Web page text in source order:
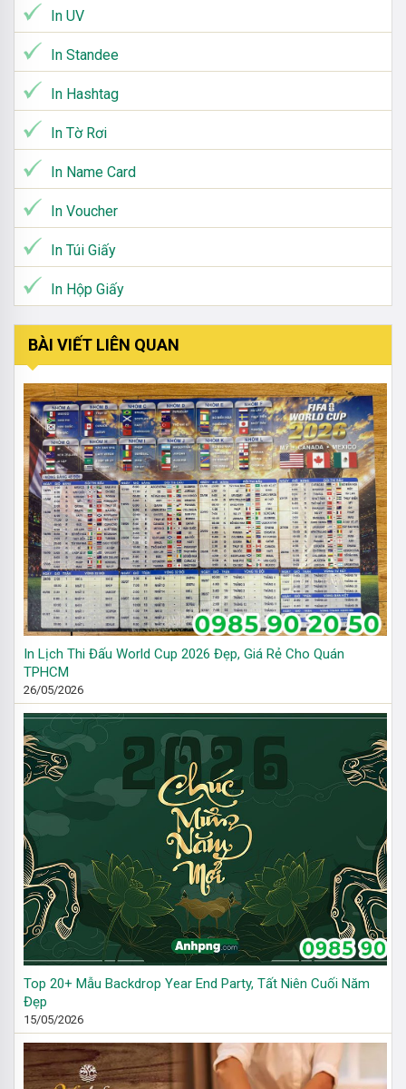
In UV
In Standee
In Hashtag
In Tờ Rơi
In Name Card
In Voucher
In Túi Giấy
In Hộp Giấy
BÀI VIẾT LIÊN QUAN
In Lịch Thi Đấu World Cup 2026 Đẹp, Giá Rẻ Cho Quán
TPHCM
26/05/2026
Top 20+ Mẫu Backdrop Year End Party, Tất Niên Cuối Năm
Đẹp
15/05/2026